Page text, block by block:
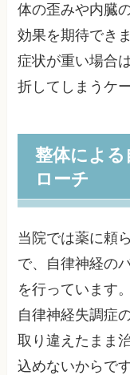
体の歪みや内臓
効果を期待でき
症状が重い場合
折してしまうケ
整体によ
ローチ
当院では薬に頼
で、自律神経の
を行っています
自律神経失調症
取り違えたまま
込めないからです